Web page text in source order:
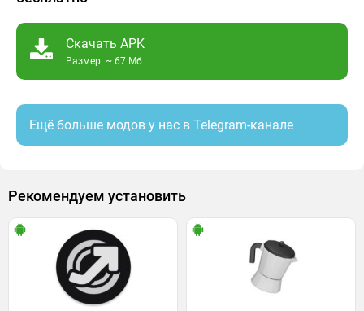
Скачать APK
Размер: ~ 67 Мб
Ещё больше модов у нас в Telegram-канале
Рекомендуем установить